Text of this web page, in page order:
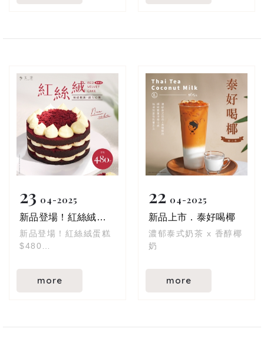
雲朵般的幸福吧
這款藍白漸層的藍天使
蛋糕，美得像天空一
角，藏著滿滿實在用料
與細緻層次！
☁ 夢幻外表下的三重享
輕盈乳酪慕斯：綿密柔
藍莓輕乳酪蛋糕：酸甜
清爽、吃再多也不膩
酥脆餅乾底：增添層
次、越吃越涮嘴
人，都會默默吃完一整
當母親節蛋糕，療癒又
23 04 2025
新品登場！紅絲絨蛋糕
新品登場！紅絲絨蛋糕
$480
母親節早鳥預購85折
優惠開跑中！
如果有一款蛋糕，可以
more
22 04 2025
新品上市．泰好喝椰
濃郁泰式奶茶 x 香醇椰
奶
more